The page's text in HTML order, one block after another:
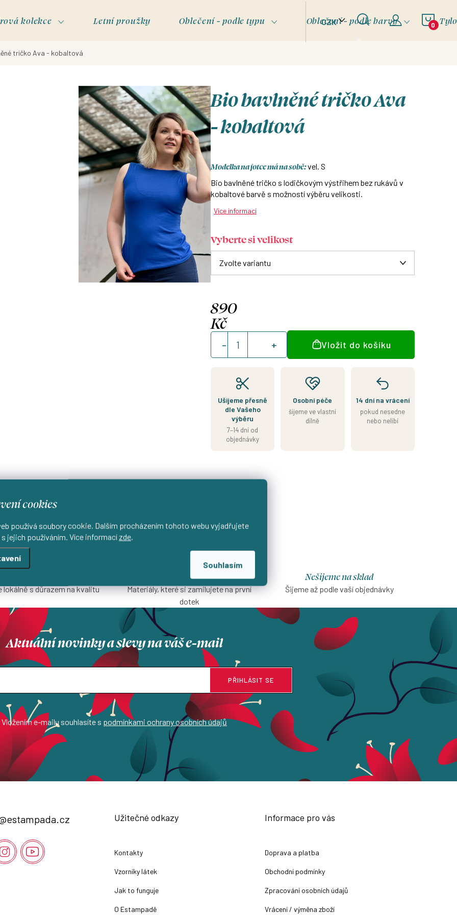
cookies
používá soubory cookie. Dalším procházením tohoto webu vyjadřujete
s jejich používáním. Více informací zde.
Souhlasím
CZK
kolekce Letní proužky Oblečení - podle typu Oblečení - podle barvy
tričko Ava - kobaltová
Bio bavlněné tričko Ava
- kobaltová
Modelka na fotce má na sobě:vel. S
Bio bavlněné tričko s lodičkovým výstřihem bez rukávů v
kobaltové barvě s možností výběru velikosti.
Více informací
Vyberte si velikost
890
Kč
Měrná
cena:
Vložit do košíku
Ušijeme přesně
dle Vašeho
výběru
7–14 dní od
objednávky
Osobní péče
šijeme ve vlastní
dílně
14 dní na vrácení
pokud nesedne
nebo nelíbí
lokálně s důrazem na kvalitu
Přírodní materiály
Materiály, které si zamilujete na první
dotek
Nešijeme na sklad
Šijeme až podle vaší objednávky
Aktuální novinky a slevy na váš e-mail
Vložením e-mailu souhlasíte s podmínkami ochrany osobních údajů
PŘIHLÁSIT SE
estampada.cz Užitečné odkazy
Kontakty
Vzorníky látek
Jak to funguje
O Estampadě
Informace pro vás
Doprava a platba
Obchodní podmínky
Zpracování osobních údajů
Vrácení / výměna zboží